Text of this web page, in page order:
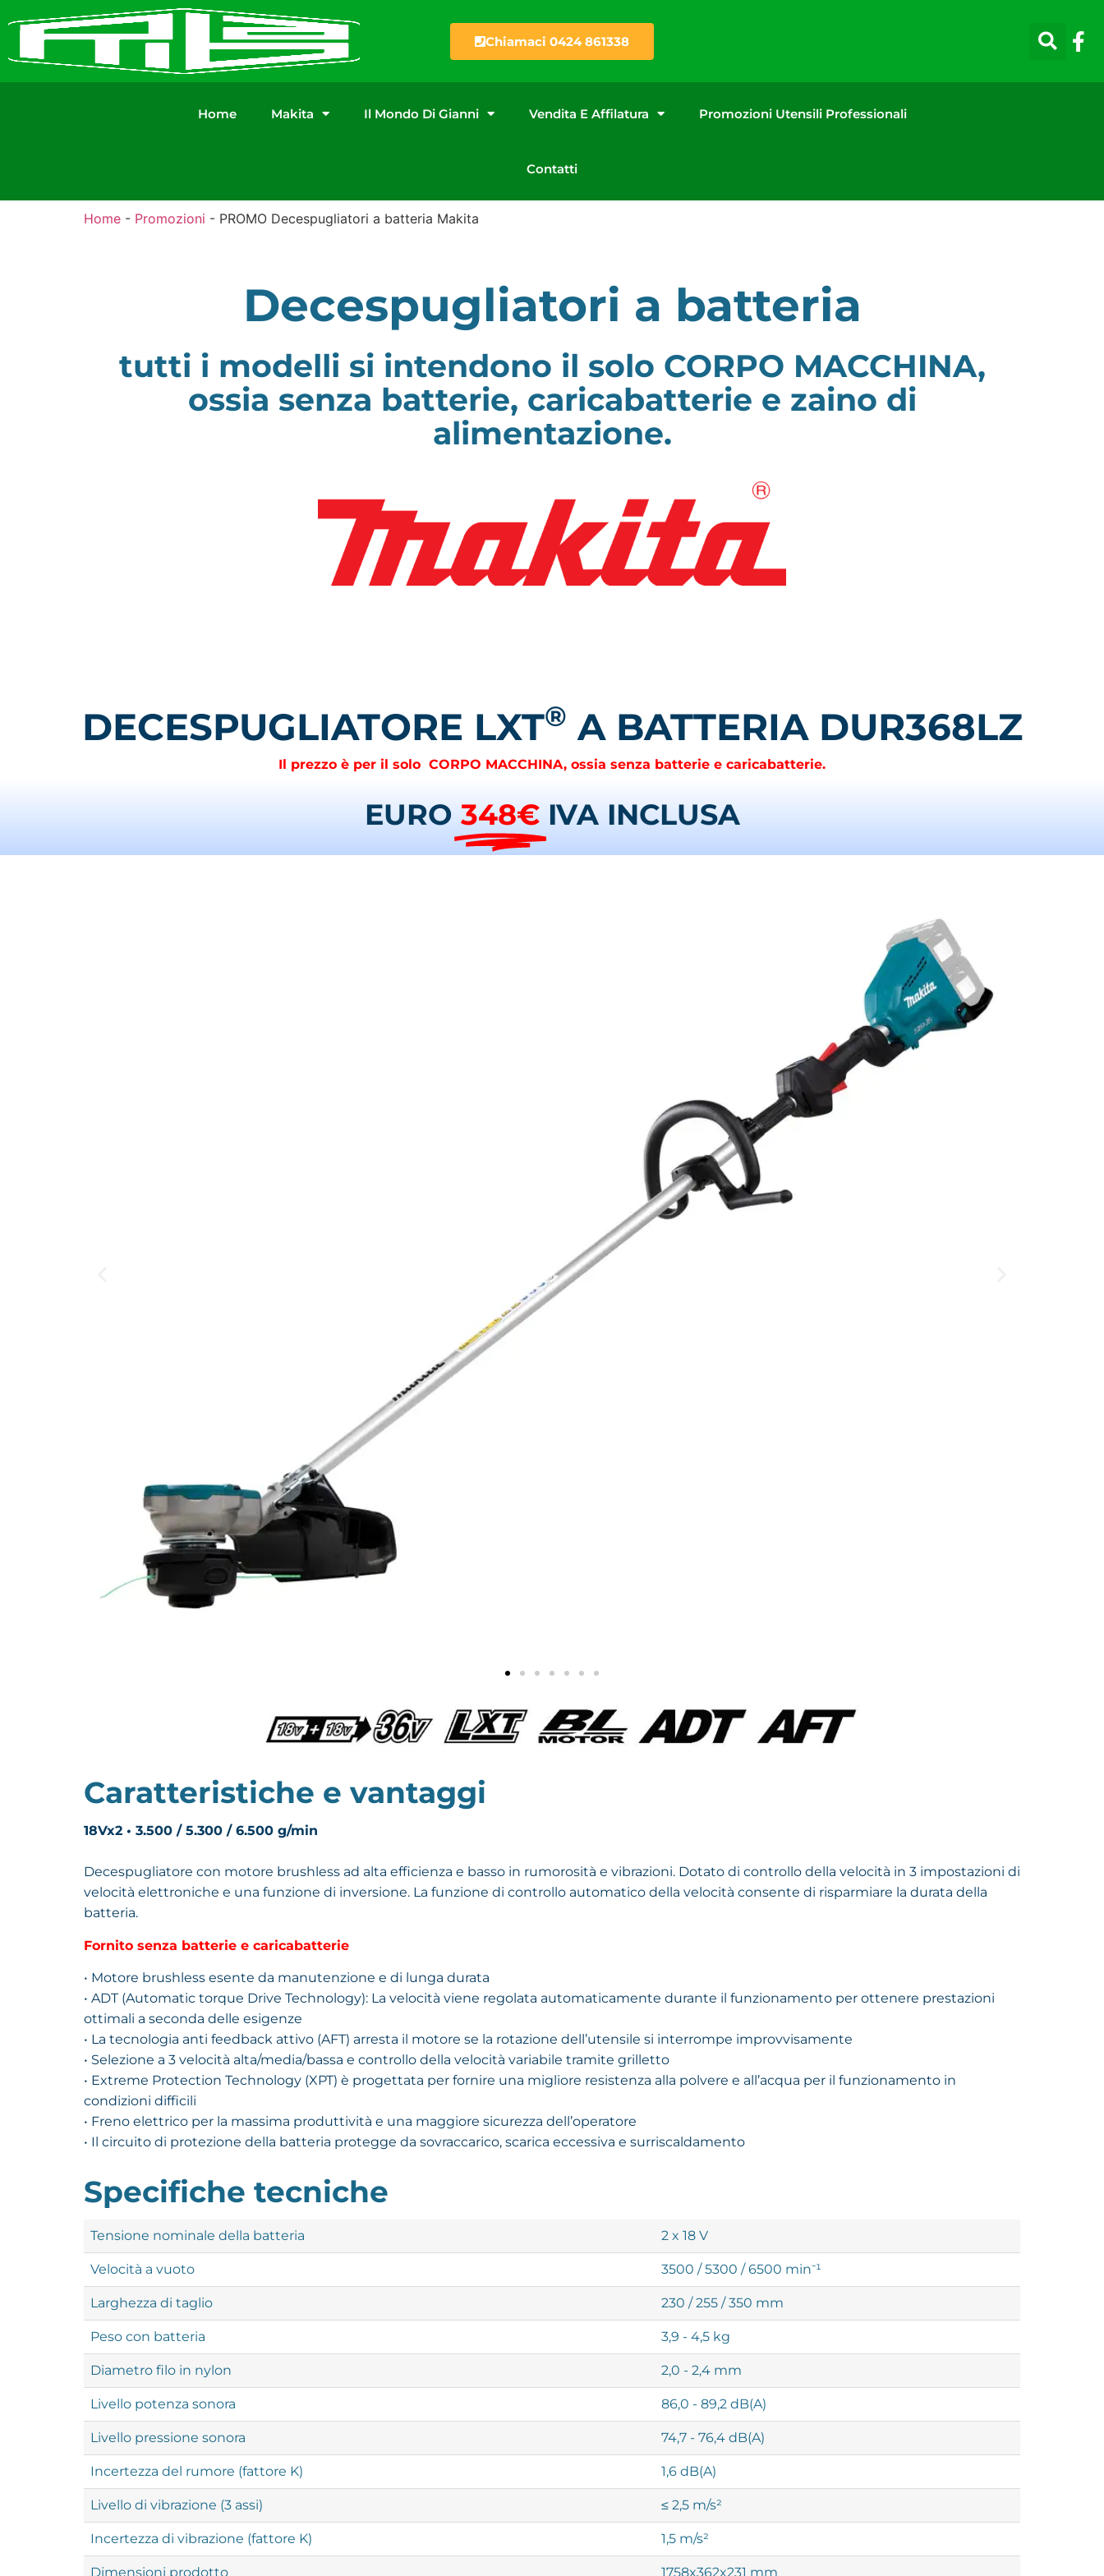
Chiamaci 0424 861338
Home Makita Il Mondo Di Gianni Vendita E Affilatura Promozioni Utensili Professionali
Contatti
Home - Promozioni - PROMO Decespugliatori a batteria Makita
Decespugliatori a batteria
tutti i modelli si intendono il solo CORPO MACCHINA,
ossia senza batterie, caricabatterie e zaino di
alimentazione.
DECESPUGLIATORE LXT® A BATTERIA DUR368LZ
Il prezzo è per il solo CORPO MACCHINA, ossia senza batterie e caricabatterie.
EURO 348€ IVA INCLUSA
Caratteristiche e vantaggi
18Vx2 • 3.500 / 5.300 / 6.500 g/min
Decespugliatore con motore brushless ad alta efficienza e basso in rumorosità e vibrazioni. Dotato di controllo della velocità in 3 impostazioni di
velocità elettroniche e una funzione di inversione. La funzione di controllo automatico della velocità consente di risparmiare la durata della
batteria.
Fornito senza batterie e caricabatterie
• Motore brushless esente da manutenzione e di lunga durata
• ADT (Automatic torque Drive Technology): La velocità viene regolata automaticamente durante il funzionamento per ottenere prestazioni
ottimali a seconda delle esigenze
• La tecnologia anti feedback attivo (AFT) arresta il motore se la rotazione dell’utensile si interrompe improvvisamente
• Selezione a 3 velocità alta/media/bassa e controllo della velocità variabile tramite grilletto
• Extreme Protection Technology (XPT) è progettata per fornire una migliore resistenza alla polvere e all’acqua per il funzionamento in
condizioni difficili
• Freno elettrico per la massima produttività e una maggiore sicurezza dell’operatore
• Il circuito di protezione della batteria protegge da sovraccarico, scarica eccessiva e surriscaldamento
Specifiche tecniche
Tensione nominale della batteria 2 x 18 V
Velocità a vuoto 3500 / 5300 / 6500 min⁻¹
Larghezza di taglio 230 / 255 / 350 mm
Peso con batteria 3,9 - 4,5 kg
Diametro filo in nylon 2,0 - 2,4 mm
Livello potenza sonora 86,0 - 89,2 dB(A)
Livello pressione sonora 74,7 - 76,4 dB(A)
Incertezza del rumore (fattore K) 1,6 dB(A)
Livello di vibrazione (3 assi) ≤ 2,5 m/s²
Incertezza di vibrazione (fattore K) 1,5 m/s²
Dimensioni prodotto 1758x362x231 mm